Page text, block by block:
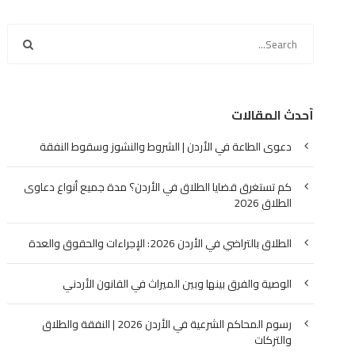
أحدث المقالات
دعوى الطاعة في الأردن | الشروط والنشوز وسقوط النفقة
كم تستغرق قضايا الطلاق في الأردن؟ مدة جميع أنواع دعاوى
الطلاق 2026
الطلاق بالتراضي في الأردن 2026: الإجراءات والحقوق والعدة
الوصية والفرق بينها وبين الميراث في القانون الأردني
رسوم المحاكم الشرعية في الأردن 2026 | النفقة والطلاق
والتركات